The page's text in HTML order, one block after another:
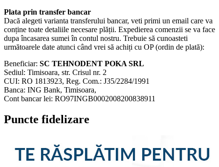
Plata prin transfer bancar
Dacă alegeti varianta transferului bancar, veti primi un email care va
conține toate detaliile necesare plății. Expedierea comenzii se va face
dupa încasarea sumei în contul nostru. Trebuie să cunoasteti
următoarele date atunci când vrei să achiți cu OP (ordin de plată):
Beneficiar: SC TEHNODENT POKA SRL
Sediul: Timisoara, str. Crisul nr. 2
CUI: RO 1813923, Reg. Com.: J35/2284/1991
Banca: ING Bank, Timisoara,
Cont bancar lei: RO97INGB0002008200838911
Puncte fidelizare